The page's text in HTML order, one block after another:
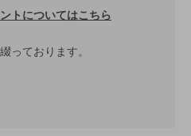
トについてはこちら
っております。